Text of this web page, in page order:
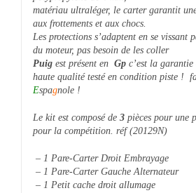
matériau ultraléger, le carter garantit
aux frottements et aux chocs.
Les protections s’adaptent en se vissant
du moteur, pas besoin de les coller
Puigest présent en Gp c’est la
haute qualité testé en condition piste !
Espagnole !
Le kit est composé de3pièces pour une
pour la compétition. réf (20129N)
– 1 Pare-Carter Droit Embrayage
– 1 Pare-Carter Gauche Alternateur
– 1 Petit cache droit allumage